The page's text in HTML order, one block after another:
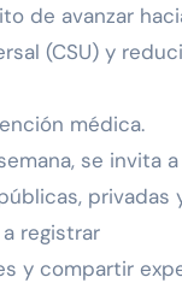
de avanzar
(CSU) y
médica.
se invita a
privadas
registrar
y compartir